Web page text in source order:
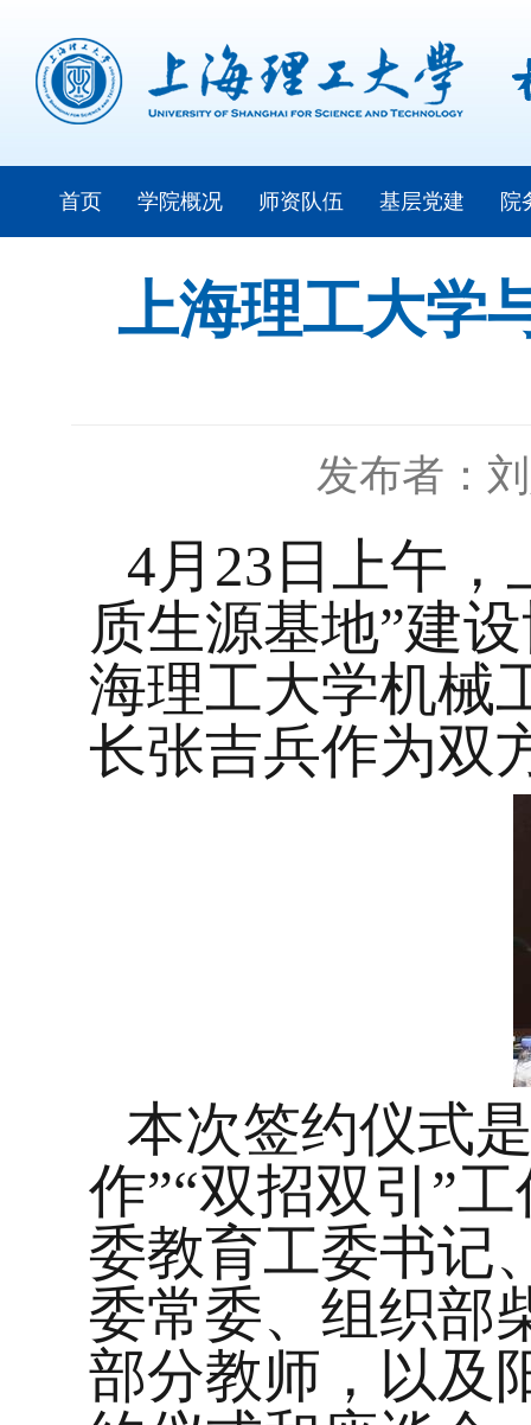
首页 学院概况 师资队伍 基层党建 院
上海理工大学
发布者：
4月 23 日上午
质生源基地”建
海理工大学机械
长张吉兵作为双
本次签约仪式
作”“双招双引”
委教育工委书记
委常委、组织部
部分教师，以及